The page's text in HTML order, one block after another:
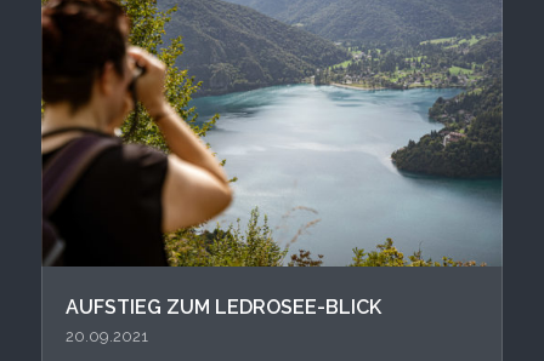
AUFSTIEG ZUM LEDROSEE-BLICK
20.09.2021